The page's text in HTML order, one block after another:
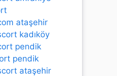
ataşehir
kadıköy
pendik
pendik
ataşehir